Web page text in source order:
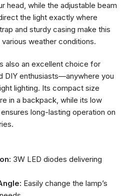
head, while the adjustable beam
the light exactly where
and sturdy casing make this
weather conditions.
also an excellent choice for
DIY enthusiasts—anywhere you
lighting. Its compact size
in a backpack, while its low
long-lasting operation on
3W LED diodes delivering
Easily change the lamp’s